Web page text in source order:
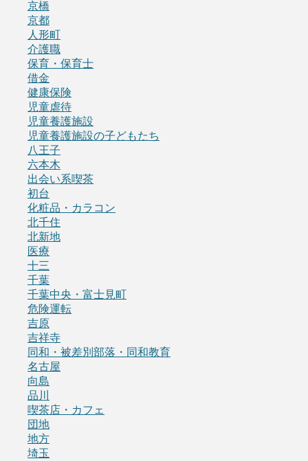
京橋
京都
人形町
介護職
保育・保育士
借金
健康保険
児童虐待
児童養護施設
児童養護施設の子どもたち
八王子
六本木
出会い系喫茶
初台
化粧品・カラコン
北千住
北新地
医療
十三
千葉
千葉中央・富士見町
危険運転
吉原
吉祥寺
同和・被差別部落・同和教育
名古屋
向島
品川
喫茶店・カフェ
団地
地方
埼玉